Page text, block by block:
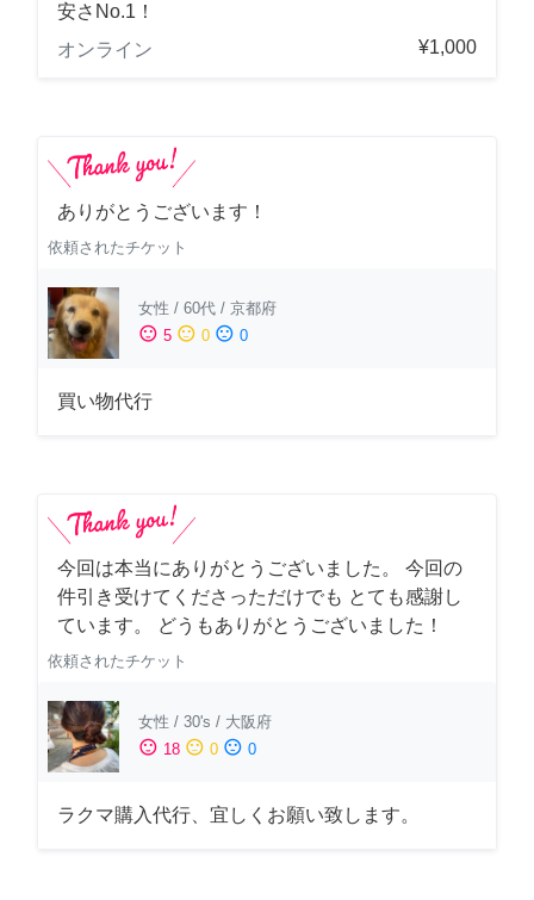
安さNo.1！
オンライン
¥1,000
ありがとうございます！
依頼されたチケット
女性 / 60代 / 京都府
sentiment_satisfied 5 sentiment_neutral 0 sentiment_dissatisfied 0
買い物代行
今回は本当にありがとうございました。 今回の
件引き受けてくださっただけでも とても感謝し
ています。 どうもありがとうございました！
依頼されたチケット
女性 / 30's / 大阪府
sentiment_satisfied 18 sentiment_neutral 0 sentiment_dissatisfied 0
ラクマ購入代行、宜しくお願い致します。